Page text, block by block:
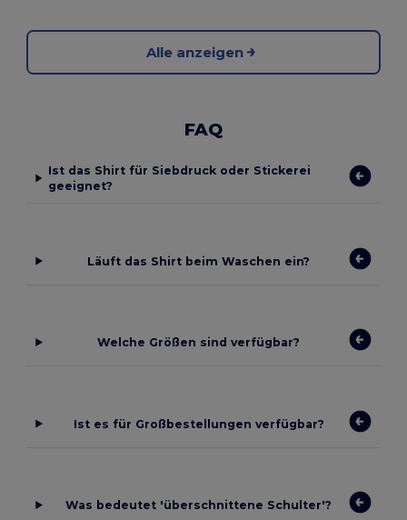
Alle anzeigen
FAQ
Ist das Shirt für Siebdruck oder Stickerei
geeignet?
Läuft das Shirt beim Waschen ein?
Welche Größen sind verfügbar?
Ist es für Großbestellungen verfügbar?
Was bedeutet 'überschnittene Schulter'?